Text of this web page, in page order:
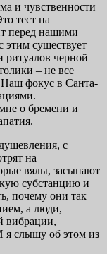
и чувственности
тест на
перед нашими
этим существует
ритуалов черной
– не все
Наш фокус в Санта-
о бремени и
с
на
вялы, засыпают
субстанцию и
почему они так
а люди,
вибрации,
я слышу об этом из